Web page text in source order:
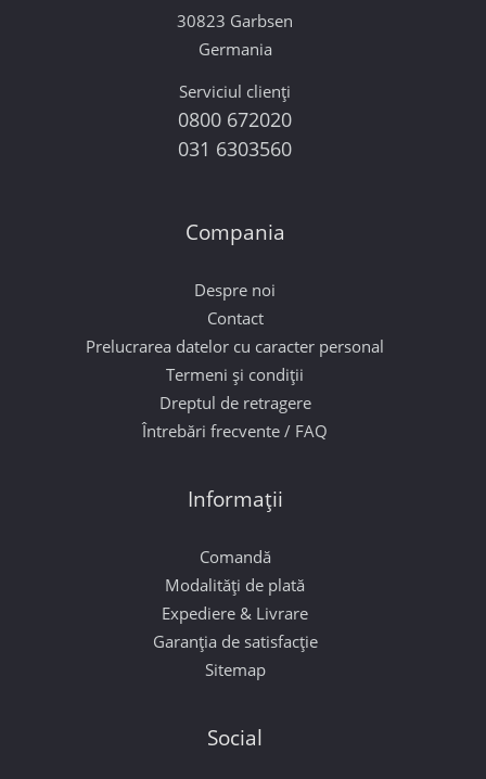
30823 Garbsen
Germania
Serviciul clienți
0800 672020
031 6303560
Compania
Despre noi
Contact
Prelucrarea datelor cu caracter personal
Termeni și condiții
Dreptul de retragere
Întrebări frecvente / FAQ
Informații
Comandă
Modalități de plată
Expediere & Livrare
Garanția de satisfacție
Sitemap
Social